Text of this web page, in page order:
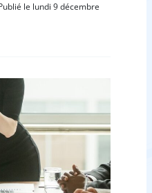
le lundi 9 décembre